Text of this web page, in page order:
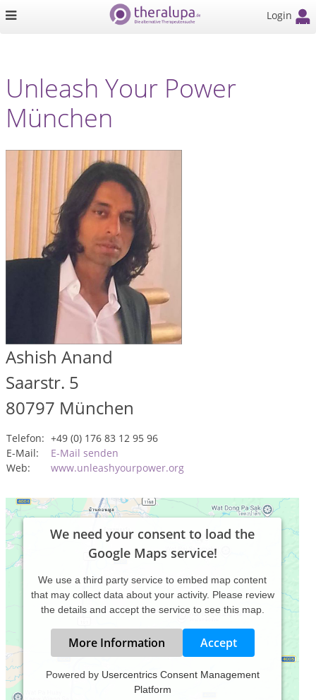
Login
Unleash Your Power
München
Ashish Anand
Saarstr. 5
80797 München
Telefon: +49 (0) 176 83 12 95 96
E-Mail:
E-Mail senden
Web:
www.unleashyourpower.org
We need your consent to load the
Google Maps service!
We use a third party service to embed map content
that may collect data about your activity. Please review
the details and accept the service to see this map.
More Information Accept
Powered by Usercentrics Consent Management
Platform
Leistungsspektrum: